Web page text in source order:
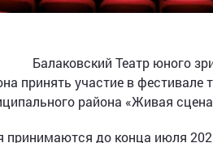
Балаковский Театр юного
принять участие в
района «Живая
принимаются до конца июля